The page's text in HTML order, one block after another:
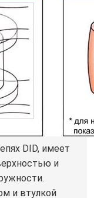
DID, имеет
и
и втулкой